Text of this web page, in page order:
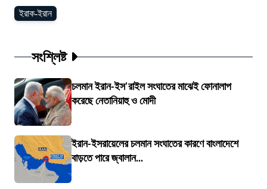
ইরাক-ইরান
সংশ্লিষ্ট
চলমান ইরান-ইস'রাইল সংঘাতের মাঝেই ফোনালাপ
করেছে নেতানিয়াহু ও মোদী
ইরান-ইসরায়েলের চলমান সংঘাতের কারণে বাংলাদেশে
বাড়তে পারে জ্বালান...